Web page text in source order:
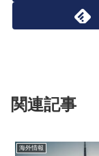
関連記事
海外情報